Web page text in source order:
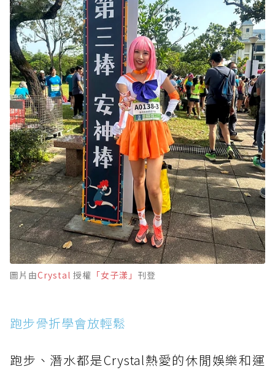
圖片由Crystal 授權 「女子漾」 刊登
跑步骨折學會放輕鬆
跑步、潛水都是Crystal熱愛的休閒娛樂和運